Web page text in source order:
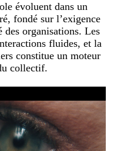
évoluent dans un
fondé sur l’exigence
organisations. Les
fluides, et la
constitue un moteur
collectif.